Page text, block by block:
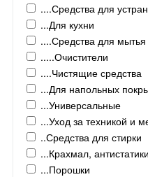
....Средства для
...Для кухни
....Средства для
.....Очистители
....Чистящие средства
...Для напольных
...Универсальные
...Уход за техникой и
..Средства для стирки
...Крахмал,
...Порошки